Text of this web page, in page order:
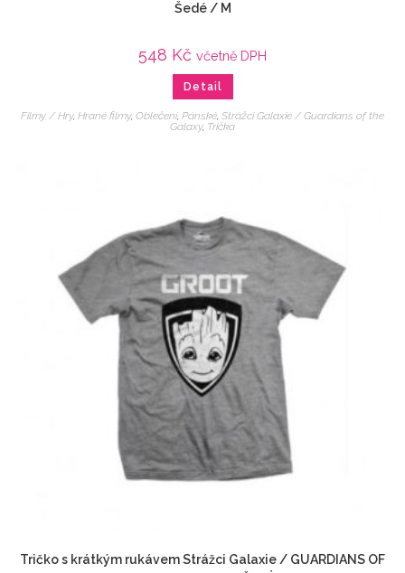
Šedé / M
548 Kč včetně DPH
Detail
Filmy / Hry, Hrané filmy, Oblečení, Pánské, Strážci Galaxie / Guardians of the
Galaxy, Trička
Tričko s krátkým rukávem Strážci Galaxie / GUARDIANS OF